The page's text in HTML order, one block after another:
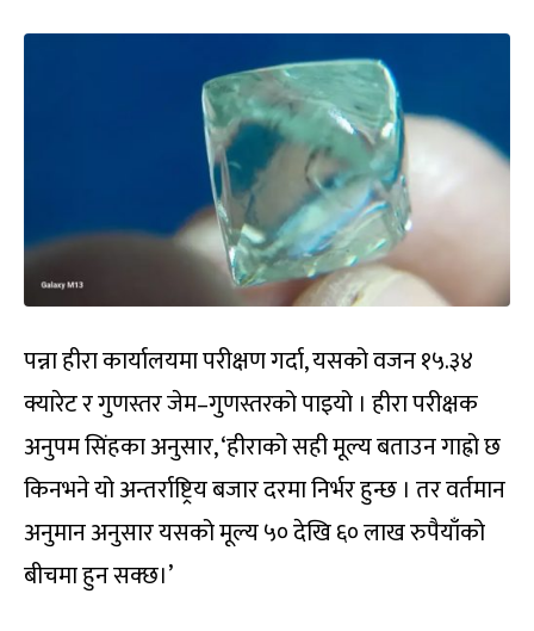
पन्ना हीरा कार्यालयमा परीक्षण गर्दा, यसको वजन १५.३४
क्यारेट र गुणस्तर जेम–गुणस्तरको पाइयो । हीरा परीक्षक
अनुपम सिंहका अनुसार, ‘हीराको सही मूल्य बताउन गाह्रो छ
किनभने यो अन्तर्राष्ट्रिय बजार दरमा निर्भर हुन्छ । तर वर्तमान
अनुमान अनुसार यसको मूल्य ५० देखि ६० लाख रुपैयाँको
बीचमा हुन सक्छ।’